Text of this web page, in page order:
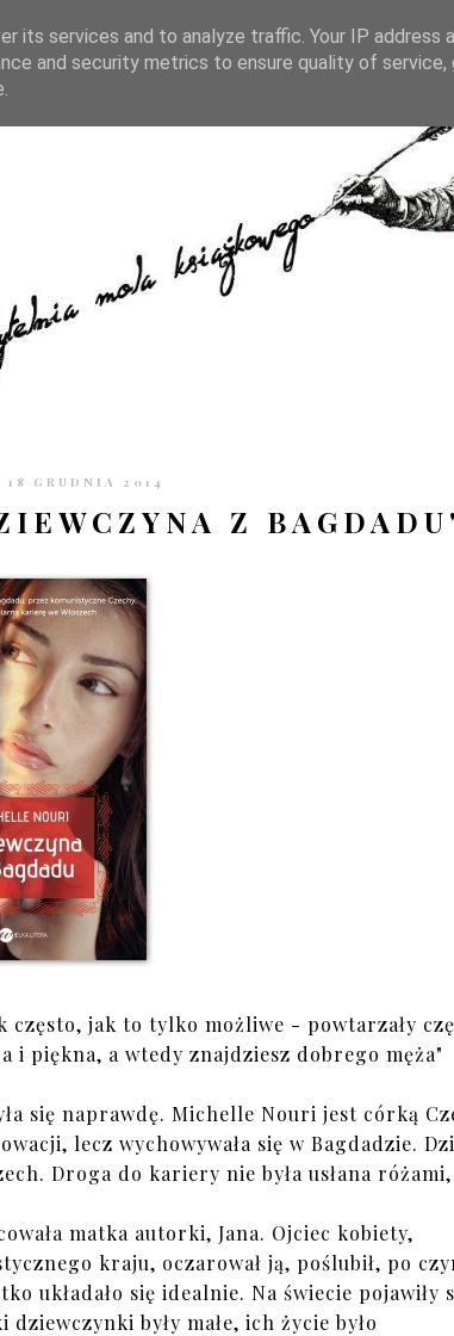
KONTAKT CZYTELNIA PO GODZINACH
18 GRUDNIA 2014
Z
często, jak to tylko możliwe - powtarzały
i piękna, a wtedy znajdziesz dobrego męża"
się naprawdę. Michelle Nouri jest córką
lecz wychowywała się w Bagdadzie.
Droga do kariery nie była usłana różami,
matka autorki, Jana. Ojciec kobiety,
kraju, oczarował ją, poślubił, po
układało się idealnie. Na świecie pojawiły
były małe, ich życie było
its services and to analyze traffic. Your IP address
and security metrics to ensure quality of service,